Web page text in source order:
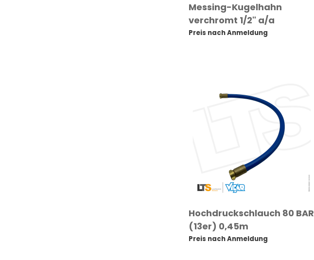
Messing-Kugelhahn
verchromt 1/2" a/a
Preis nach Anmeldung
Hochdruckschlauch 80 BAR
(13er) 0,45m
Preis nach Anmeldung